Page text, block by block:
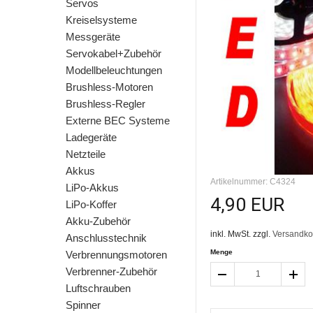
Servos
Kreiselsysteme
Messgeräte
Servokabel+Zubehör
Modellbeleuchtungen
Brushless-Motoren
Brushless-Regler
Externe BEC Systeme
Ladegeräte
Netzteile
Akkus
LiPo-Akkus
LiPo-Koffer
Akku-Zubehör
Anschlusstechnik
Verbrennungsmotoren
Verbrenner-Zubehör
Luftschrauben
Spinner
Artikelnummer: C4324
4,90 EUR
inkl. MwSt. zzgl.
Menge